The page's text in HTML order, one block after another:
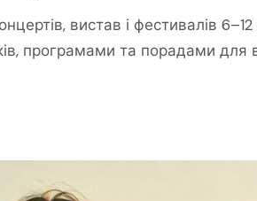
вистав і фестивалів
програмами та порадами для